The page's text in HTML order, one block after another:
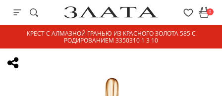
0
КРЕСТ С АЛМАЗНОЙ ГРАНЬЮ ИЗ КРАСНОГО ЗОЛОТА 585 С
РОДИРОВАНИЕМ 3350310 1 3 10